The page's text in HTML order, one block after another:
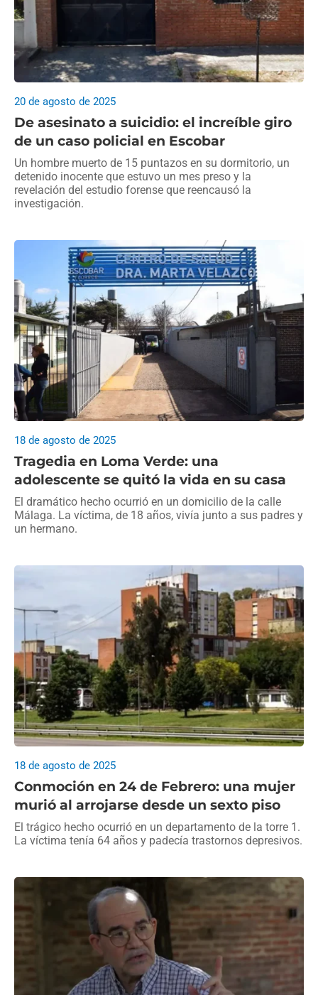
De asesinato a suicidio: el increíble giro
de un caso policial en Escobar
20 de agosto de 2025
Un hombre muerto de 15 puntazos en su dormitorio, un
detenido inocente que estuvo un mes preso y la
revelación del estudio forense que reencausó la
investigación.
Tragedia en Loma Verde: una
adolescente se quitó la vida en su casa
18 de agosto de 2025
El dramático hecho ocurrió en un domicilio de la calle
Málaga. La víctima, de 18 años, vivía junto a sus padres y
un hermano.
Conmoción en 24 de Febrero: una mujer
murió al arrojarse desde un sexto piso
18 de agosto de 2025
El trágico hecho ocurrió en un departamento de la torre 1.
La víctima tenía 64 años y padecía trastornos depresivos.